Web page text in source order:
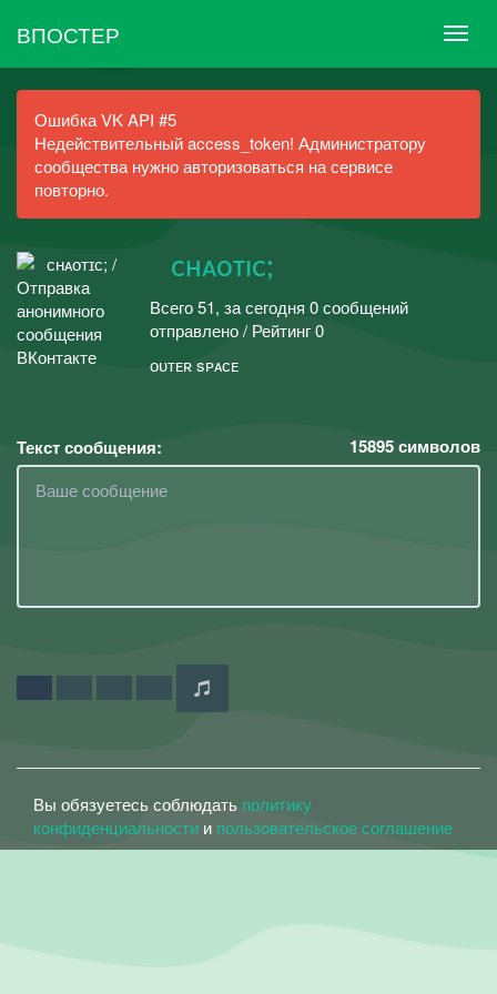
ВПОСТЕР
Ошибка VK API #5
Недействительный access_token! Администратору
сообщества нужно авторизоваться на сервисе
повторно.
⠀ᴄʜᴀоᴛɪᴄ;
Всего 51, за сегодня 0 сообщений
отправлено / Рейтинг 0
ᴏᴜᴛᴇʀ sᴘᴀᴄᴇ
Текст сообщения: 15895символов
Вы обязуетесь соблюдать политику
конфиденциальности и пользовательское соглашение